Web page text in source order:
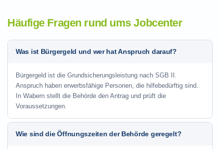
Häufige Fragen rund ums Jobcenter
Was ist Bürgergeld und wer hat Anspruch darauf?
Bürgergeld ist die Grundsicherungsleistung nach SGB II.
Anspruch haben erwerbsfähige Personen, die hilfebedürftig sind.
In Wabern stellt die Behörde den Antrag und prüft die
Voraussetzungen.
Wie sind die Öffnungszeiten der Behörde geregelt?